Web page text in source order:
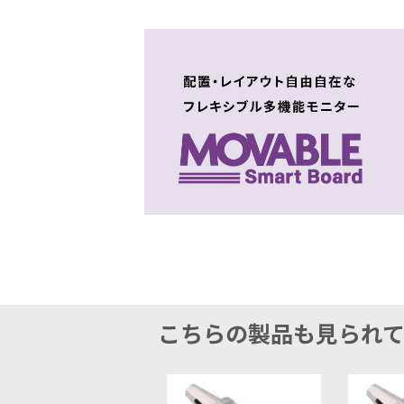
こちらの製品も見られ